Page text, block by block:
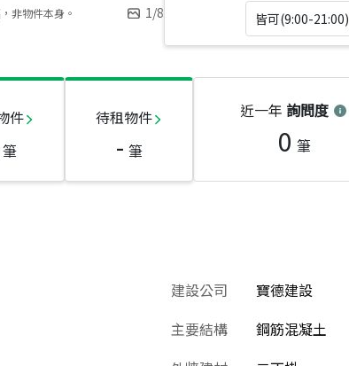
非物件本身。 1/8 皆可(9:00-21:00)
件
筆
待租物件
- 筆
近一年 詢問度
0 筆
建設公司
寶德建設
主要結構
鋼筋混凝土